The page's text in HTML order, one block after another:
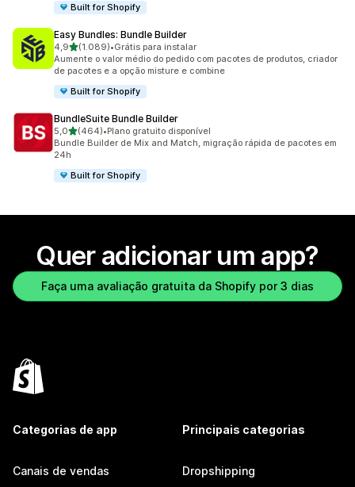
Built for Shopify
Easy Bundles: Bundle Builder
4,9de 5 estrelas
(1.089)
1089 avaliações ao todo
•Grátis para instalar
Aumente o valor médio do pedido com pacotes de produtos, criador
de pacotes e a opção misture e combine
Built for Shopify
BundleSuite Bundle Builder
5,0de 5 estrelas
(464)
464 avaliações ao todo
•Plano gratuito disponível
Bundle Builder de Mix and Match, migração rápida de pacotes em
24h
Built for Shopify
Quer adicionar um app?
Faça uma avaliação gratuita da Shopify por 3 dias
Categorias de app
Canais de vendas
Principais categorias
Dropshipping